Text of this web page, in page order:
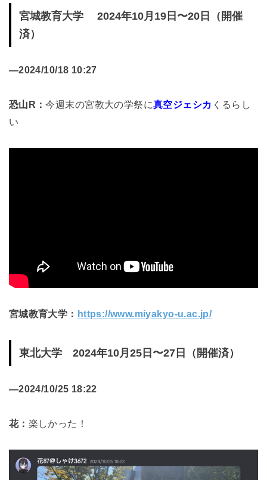
宮城教育大学 2024年10月19日〜20日（開催
済）
—2024/10/18 10:27
恐山R：今週末の宮教大の学祭に真空ジェシカ くるらし
い
宮城教育大学： https://www.miyakyo-u.ac.jp/
東北大学 2024年10月25日〜27日（開催済）
—2024/10/25 18:22
花： 楽しかった！